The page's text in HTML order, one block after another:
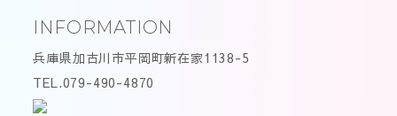
INFORMATION
兵庫県加古川市平岡町新在家1138-5
TEL.079-490-4870